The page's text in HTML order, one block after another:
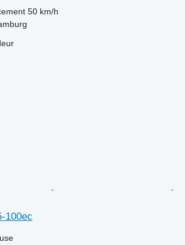
50 km/h
100ec